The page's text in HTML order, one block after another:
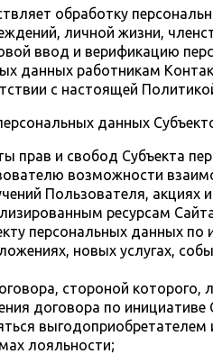
обработку
личной жизни,
ввод и верификацию
данных работникам
с настоящей
данных
прав и свобод Субъекта
возможности
Пользователя, акциях
ресурсам
персональных данных
новых услугах,
стороной которого,
договора по
выгодоприобретателем
лояльности;